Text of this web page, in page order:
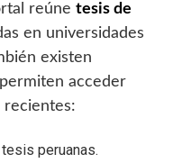
reúne tesis de
en universidades
existen
acceder
recientes:
peruanas.